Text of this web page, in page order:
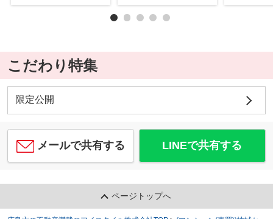
こだわり特集
限定公開
メールで共有する LINEで共有する
ページトップへ